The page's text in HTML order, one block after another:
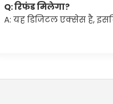
Q: रिफंड मिलेगा?
A: यह डिजिटल एक्सेस है,